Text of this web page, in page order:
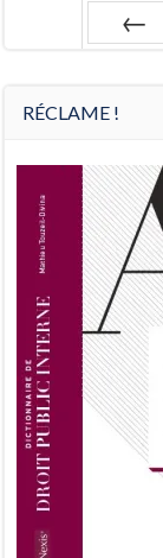
RÉCLAME !